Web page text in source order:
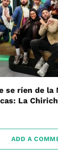
se ríen de la
La
ADD A